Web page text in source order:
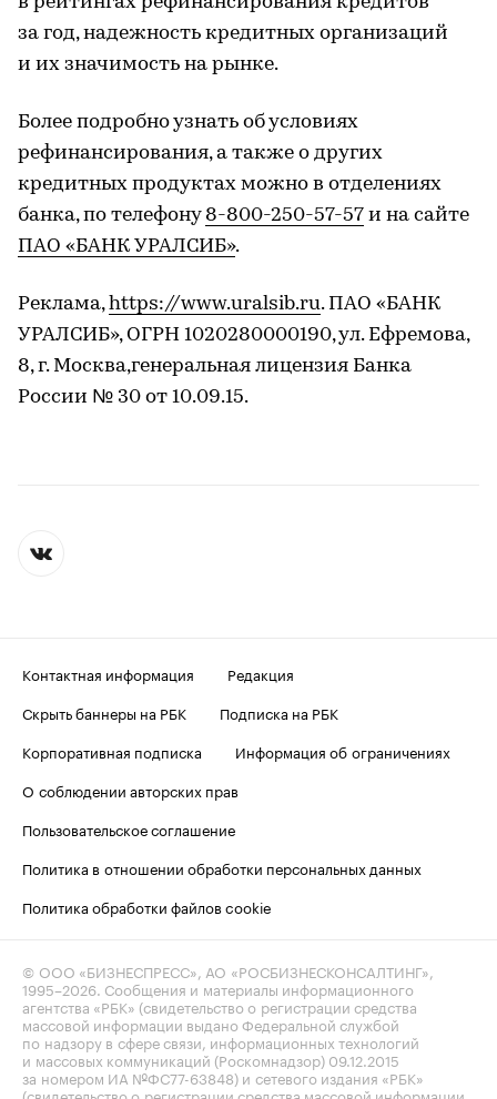
за год, надежность кредитных организаций
и их значимость на рынке.
Более подробно узнать об условиях
рефинансирования, а также о других
кредитных продуктах можно в отделениях
банка, по телефону 8-800-250-57-57 и на сайте
ПАО «БАНК УРАЛСИБ».
Реклама,https://www.uralsib.ru. ПАО «БАНК
УРАЛСИБ», ОГРН 1020280000190, ул. Ефремова,
8, г. Москва,генеральная лицензия Банка
России № 30 от 10.09.15.
Контактная информация
Редакция
Скрыть баннеры на РБК
Подписка на РБК
Корпоративная подписка
Информация об ограничениях
О соблюдении авторских прав
Пользовательское соглашение
Политика в отношении обработки персональных данных
Политика обработки файлов cookie
© ООО «БИЗНЕСПРЕСС», АО «РОСБИЗНЕСКОНСАЛТИНГ»,
1995–2026 . Сообщения и материалы информационного
агентства «РБК» (свидетельство о регистрации средства
массовой информации выдано Федеральной службой
по надзору в сфере связи, информационных технологий
и массовых коммуникаций (Роскомнадзор) 09.12.2015
за номером ИА №ФС77-63848) и сетевого издания «РБК»
(свидетельство о регистрации средства массовой информации